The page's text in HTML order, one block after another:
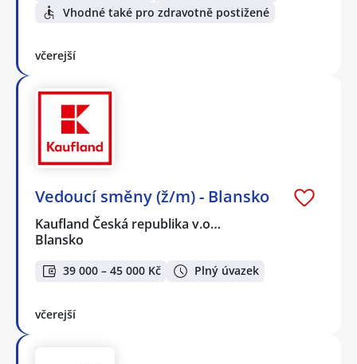
Vhodné také pro zdravotně postižené
včerejší
Vedoucí směny (ž/m) - Blansko
Kaufland Česká republika v.o…
Blansko
39 000 – 45 000 Kč Plný úvazek
včerejší